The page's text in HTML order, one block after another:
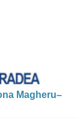
Magheru–